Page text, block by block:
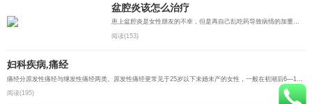
盆腔炎该怎么治疗
患上盆腔炎是女性朋友的不幸，但是再自己乱吃药导致病情的加重那更是不幸，因此不要陷入妇科感染性疾病的治...
阅读(153)
妇科疾病,痛经
阅读(195)